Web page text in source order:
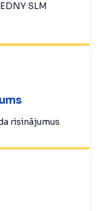
SLM
risinājumus